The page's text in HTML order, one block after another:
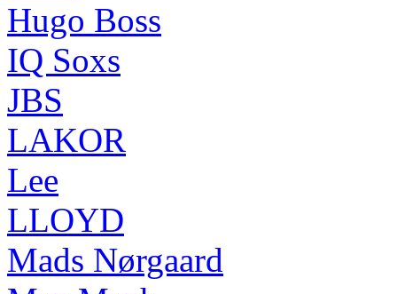
Hugo Boss
IQ Soxs
JBS
LAKOR
Lee
LLOYD
Mads Nørgaard